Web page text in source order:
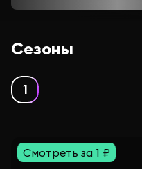
Сезоны
1
Смотреть за 1 ₽